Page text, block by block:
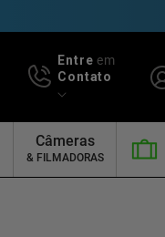
Entre em
Contato
Câmeras
& FILMADORAS